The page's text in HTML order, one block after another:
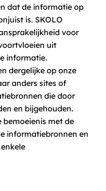
dat de informatie op
is. SKOLO
voor
uit
informatie.
dergelijke op onze
anders sites of
die door
en bijgehouden.
bemoeienis met de
informatiebronnen en